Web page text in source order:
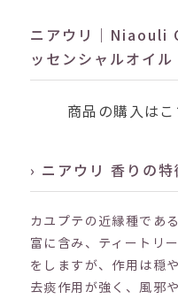
ニアウリ｜Niaouli
ッセンシャルオイ
商品の購入は
› ニアウリ 香りの特
カユプテの近縁種であ
富に含み、ティートリ
をしますが、作用は穏
去痰作用が強く、風邪